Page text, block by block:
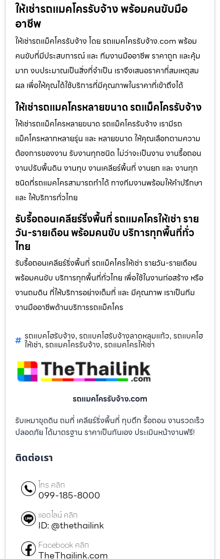
ให้เช่ารถแมคโครรับจ้าง พร้อมคนขับมือ
อาชีพ
ให้เช่ารถแม็คโครรับจ้าง โดย รถแมคโครรับจ้าง.com พร้อม
คนขับที่มีประสบการณ์ และ ทีมงานมืออาชีพ ราคาถูก และคุ้ม
มาก งบประมาณเป็นสิ่งที่จำเป็น เราจึงเสนอราคาที่สมเหตุสม
ผล เพื่อให้คุณได้ใช้บริการที่มีคุณภาพในราคาที่เข้าถึงได้
ให้เช่ารถแมคโครหลายขนาด รถแม็คโครรับจ้าง
ให้เช่ารถแม็คโครหลายขนาด รถแม็คโครรับจ้าง เรามีรถ
แม็คโครหลากหลายรุ่น และ หลายขนาด ให้คุณเลือกตามความ
ต้องการของงาน รับงานทุกชนิด ไม่ว่าจะเป็นงาน งานรื้อถอน
งานปรับพื้นดิน งานทุบ งานเคลียร์พื้นที่ งานยก และ งานทุก
ชนิดที่รถแมคโครสามารถทำได้ ทางทีมงานพร้อมให้คำปรึกษา
และ ให้บริการทั่วไทย
รับรื้อถอนเคลียร์ริ่งพื้นที่ รถแมคโครให้เช่า ราย
วัน-รายเดือน พร้อมคนขับ บริการทุกพื้นที่ทั่ว
ไทย
รับรื้อถอนเคลียร์ริ่งพื้นที่ รถแม็คโครให้เช่า รายวัน-รายเดือน
พร้อมคนขับ บริการทุกพื้นที่ทั่วไทย เพื่อใช้ในงานก่อสร้าง หรือ
งานถมดิน ที่ให้บริการอย่างเต็มที่ และ มีคุณภาพ เราเป็นทีม
งานมืออาชีพด้านบริการรถแม็คโคร
รถแบคโฮรับจ้าง, รถแบคโฮรับจ้างลาดหลุมแก้ว, รถแบคโฮ
ให้เช่า, รถแมคโครรับจ้าง, รถแมคโครให้เช่า
รถแมคโครรับจ้าง.com
รับเหมาขุดดิน ถมที่ เคลียร์ริ่งพื้นที่ ทุบตึก รื้อถอน งานรวดเร็ว
ปลอดภัย ได้มาตรฐาน ราคาเป็นกันเอง ประเมินหน้างานฟรี!
ติดต่อเรา
โทร คลิก
099-185-8000
แอดไลน์ คลิก
ID: @thethailink
Facebook คลิก
TheThailink.com